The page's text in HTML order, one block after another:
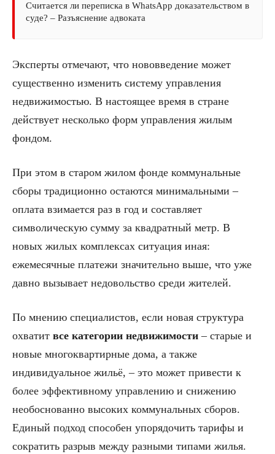
Считается ли переписка в WhatsApp доказательством в
суде? – Разъяснение адвоката
Эксперты отмечают, что нововведение может
существенно изменить систему управления
недвижимостью. В настоящее время в стране
действует несколько форм управления жилым
фондом.
При этом в старом жилом фонде коммунальные
сборы традиционно остаются минимальными –
оплата взимается раз в год и составляет
символическую сумму за квадратный метр. В
новых жилых комплексах ситуация иная:
ежемесячные платежи значительно выше, что уже
давно вызывает недовольство среди жителей.
По мнению специалистов, если новая структура
охватит все категории недвижимости – старые и
новые многоквартирные дома, а также
индивидуальное жильё, – это может привести к
более эффективному управлению и снижению
необоснованно высоких коммунальных сборов.
Единый подход способен упорядочить тарифы и
сократить разрыв между разными типами жилья.